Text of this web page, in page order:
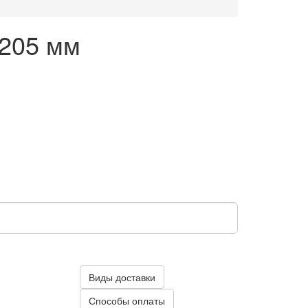
мм
Виды доставки
Способы оплаты